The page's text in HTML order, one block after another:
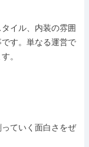
イル、内装の雰囲
す。単なる運営で
。
ていく面白さをぜ